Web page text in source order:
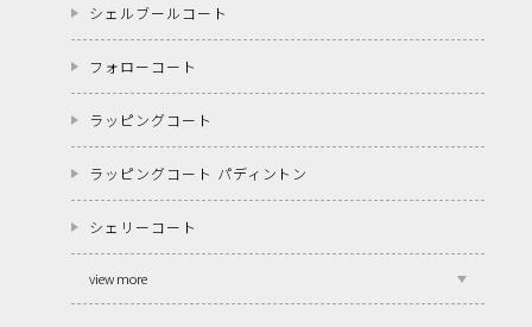
シェルブールコート
フォローコート
ラッピングコート
ラッピングコート パディントン
シェリーコート
view more